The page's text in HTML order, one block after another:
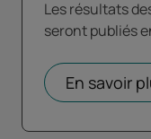
Les résultats
seront publiés
En savoir